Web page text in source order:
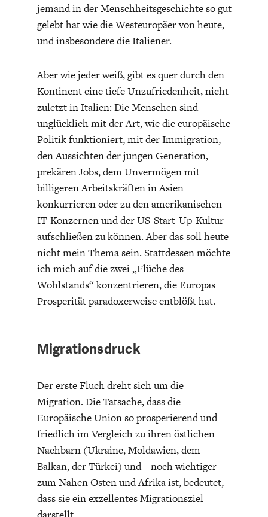
UNGLEICHHEIT UND
MACHT
FACHKRÄFTEMANGEL
EUROPA
FINANZMÄRKTE
jemand in der Menschheitsgeschichte so gut
gelebt hat wie die Westeuropäer von heute,
und insbesondere die Italiener.
Aber wie jeder weiß, gibt es quer durch den
Kontinent eine tiefe Unzufriedenheit, nicht
zuletzt in Italien: Die Menschen sind
unglücklich mit der Art, wie die europäische
Politik funktioniert, mit der Immigration,
den Aussichten der jungen Generation,
prekären Jobs, dem Unvermögen mit
billigeren Arbeitskräften in Asien
konkurrieren oder zu den amerikanischen
IT-Konzernen und der US-Start-Up-Kultur
aufschließen zu können. Aber das soll heute
nicht mein Thema sein. Stattdessen möchte
ich mich auf die zwei „Flüche des
Wohlstands“ konzentrieren, die Europas
Prosperität paradoxerweise entblößt hat.
Migrationsdruck
Der erste Fluch dreht sich um die
Migration. Die Tatsache, dass die
Europäische Union so prosperierend und
friedlich im Vergleich zu ihren östlichen
Nachbarn (Ukraine, Moldawien, dem
Balkan, der Türkei) und – noch wichtiger –
zum Nahen Osten und Afrika ist, bedeutet,
dass sie ein exzellentes Migrationsziel